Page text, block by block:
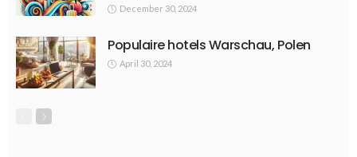
December 30, 2024
Populaire hotels Warschau, Polen
April 30, 2024